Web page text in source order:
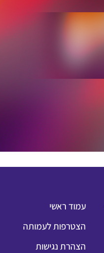
עמוד ראשי
הצטרפות לעמותה
הצהרת נגישות